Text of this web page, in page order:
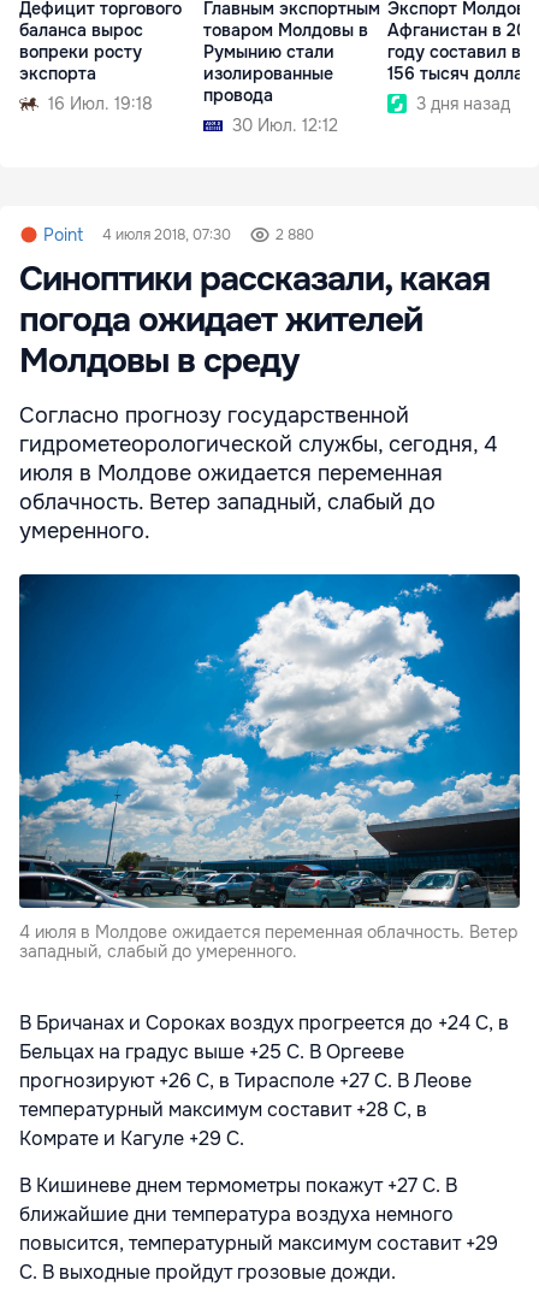
Дефицит торгового
баланса вырос
вопреки росту
экспорта
16 Июл. 19:18
Главным экспортным
товаром Молдовы в
Румынию стали
изолированные
провода
30 Июл. 12:12
Экспорт
Афганистан в
году составил
156 тысяч
3 дня назад
Point 4 июля 2018, 07:30 2 880
Синоптики рассказали, какая
погода ожидает жителей
Молдовы в среду
Согласно прогнозу государственной
гидрометеорологической службы, сегодня, 4
июля в Молдове ожидается переменная
облачность. Ветер западный, слабый до
умеренного.
4 июля в Молдове ожидается переменная облачность. Ветер
западный, слабый до умеренного.
В Бричанах и Сороках воздух прогреется до +24 С, в
Бельцах на градус выше +25 С. В Оргееве
прогнозируют +26 С, в Тирасполе +27 С. В Леове
температурный максимум составит +28 С, в
Комрате и Кагуле +29 С.
В Кишиневе днем термометры покажут +27 С. В
ближайшие дни температура воздуха немного
повысится, температурный максимум составит +29
С. В выходные пройдут грозовые дожди.